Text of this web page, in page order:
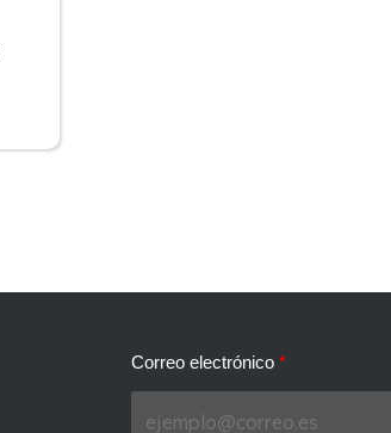
Correo electrónico